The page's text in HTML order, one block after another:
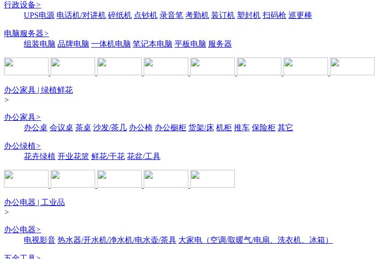
行政设备>
UPS电源 电话机/对讲机 碎纸机 点钞机 录音笔 考勤机 装订机 塑封机 扫码枪 巡更棒
电脑服务器>
组装电脑 品牌电脑 一体机电脑 笔记本电脑 平板电脑 服务器
办公家具 | 绿植鲜花
>
办公家具>
办公桌 会议桌 茶桌 沙发/茶几 办公椅 办公橱柜 货架/床 机柜 推车 保险柜 其它
办公绿植>
花卉绿植 开业花篮 鲜花/干花 花盆/工具
办公电器 | 工业品
>
办公电器>
电视影音 热水器/开水机/净水机/电水壶/茶具 大家电（空调/取暖气/电扇、洗衣机、冰箱）